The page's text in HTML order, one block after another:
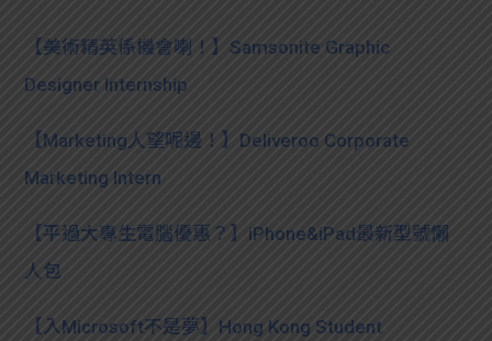
【美術精英係機會喇！】Samsonite Graphic
Designer Internship
【Marketing人望呢邊！】Deliveroo Corporate
Marketing Intern
【平過大專生電腦優惠？】iPhone&iPad最新型號懶
人包
【入Microsoft不是夢】Hong Kong Student